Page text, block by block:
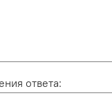
ответа: